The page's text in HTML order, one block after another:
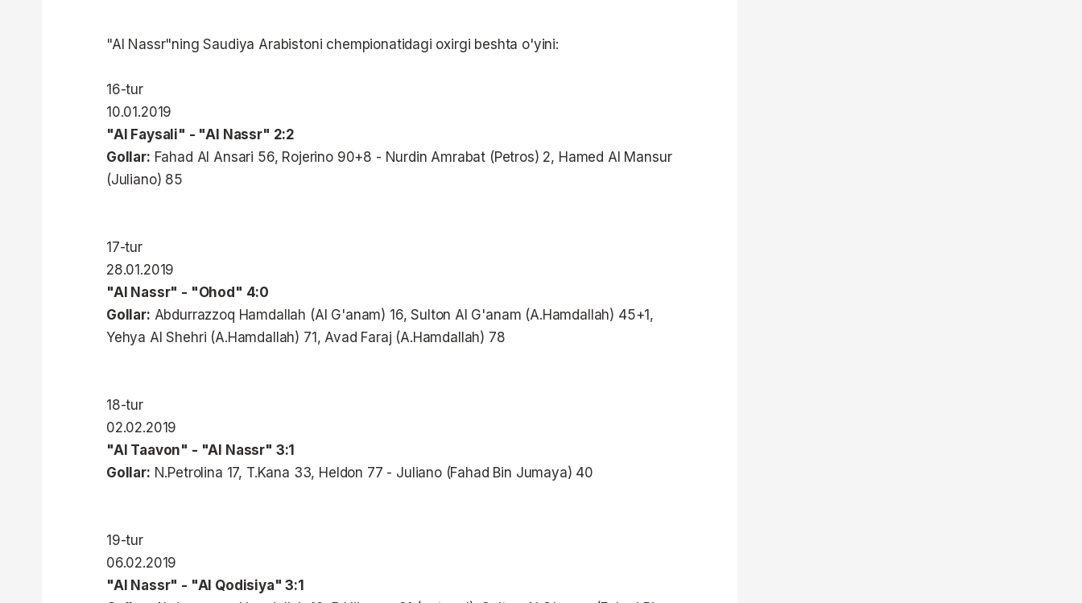
"Al Nassr"ning Saudiya Arabistoni chempionatidagi oxirgi beshta o'yini:
16-tur
10.01.2019
"Al Faysali" - "Al Nassr" 2:2
Gollar: Fahad Al Ansari 56, Rojerino 90+8 - Nurdin Amrabat (Petros) 2, Hamed Al Mansur
(Juliano) 85
17-tur
28.01.2019
"Al Nassr" - "Ohod" 4:0
Gollar: Abdurrazzoq Hamdallah (Al G'anam) 16, Sulton Al G'anam (A.Hamdallah) 45+1,
Yehya Al Shehri (A.Hamdallah) 71, Avad Faraj (A.Hamdallah) 78
18-tur
02.02.2019
"Al Taavon" - "Al Nassr" 3:1
Gollar: N.Petrolina 17, T.Kana 33, Heldon 77 - Juliano (Fahad Bin Jumaya) 40
19-tur
06.02.2019
"Al Nassr" - "Al Qodisiya" 3:1